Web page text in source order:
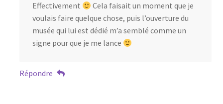
Effectivement
Cela faisait un moment que je
voulais faire quelque chose, puis l’ouverture du
musée qui lui est dédié m’a semblé comme un
signe pour que je me lance
Répondre